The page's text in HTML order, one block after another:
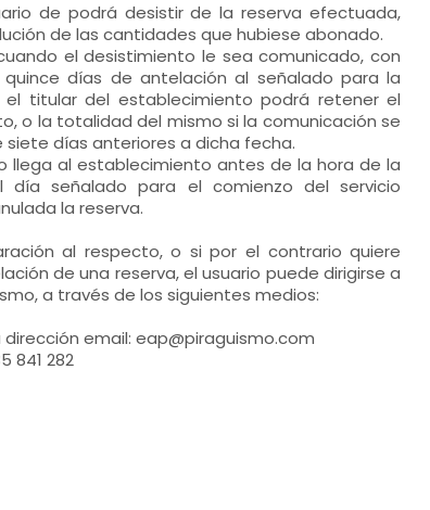
de podrá desistir de la reserva efectuada,
de las cantidades que hubiese abonado.
el desistimiento le sea comunicado, con
días de antelación al señalado para la
el titular del establecimiento podrá retener el
o la totalidad del mismo si la comunicación se
días anteriores a dicha fecha.
llega al establecimiento antes de la hora de la
día señalado para el comienzo del servicio
la reserva.
al respecto, o si por el contrario quiere
de una reserva, el usuario puede dirigirse a
a través de los siguientes medios:
email: eap@piraguismo.com
841 282